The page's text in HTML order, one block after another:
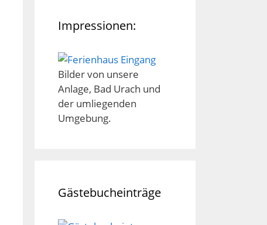
Impressionen:
Bilder von unsere
Anlage, Bad Urach und
der umliegenden
Umgebung.
Gästebucheinträge